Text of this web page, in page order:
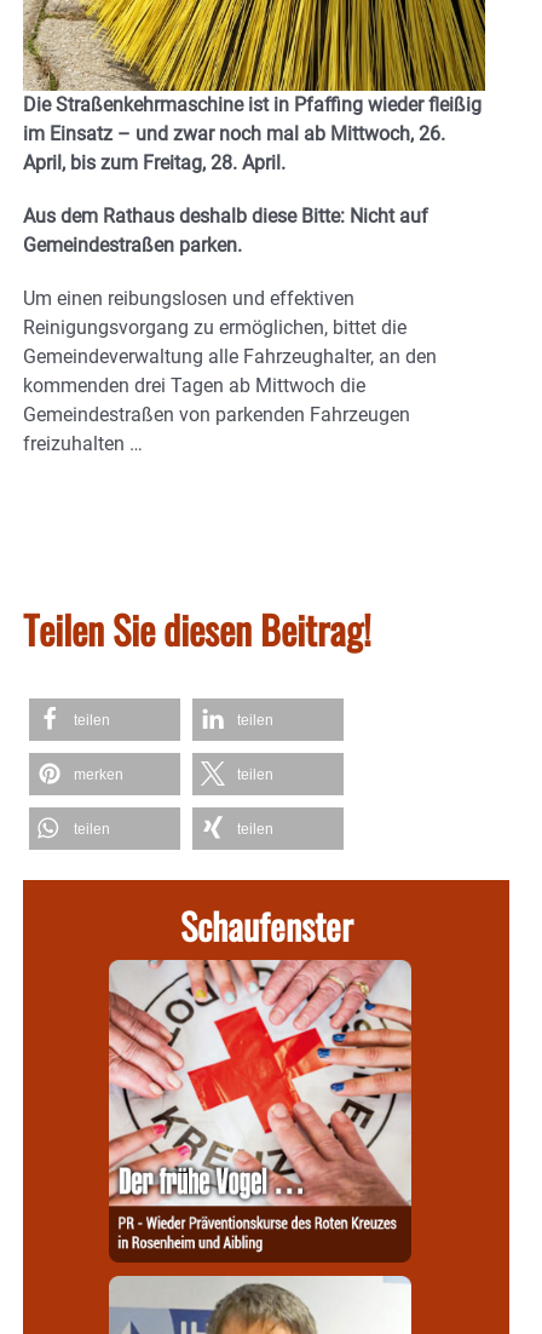
Die Straßenkehrmaschine ist in Pfaffing wieder fleißig
im Einsatz – und zwar noch mal ab Mittwoch, 26.
April, bis zum Freitag, 28. April.
Aus dem Rathaus deshalb diese Bitte: Nicht auf
Gemeindestraßen parken.
Um einen reibungslosen und effektiven
Reinigungsvorgang zu ermöglichen, bittet die
Gemeindeverwaltung alle Fahrzeughalter, an den
kommenden drei Tagen ab Mittwoch die
Gemeindestraßen von parkenden Fahrzeugen
freizuhalten …
Teilen Sie diesen Beitrag!
teilen teilen
merken teilen
teilen teilen
Schaufenster